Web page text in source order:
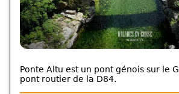
Ponte Altu est un pont génois sur le
pont routier de la D84.